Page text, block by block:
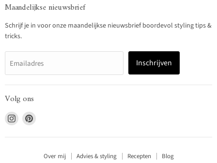
Maandelijkse nieuwsbrief
Schrijf je in voor onze maandelijkse nieuwsbrief boordevol styling tips &
tricks.
Emailadres Inschrijven
Volg ons
Vind
ons
op
Vind
op
Over mij Advies & styling Recepten Blog